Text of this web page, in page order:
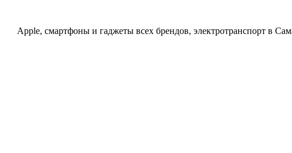
Apple, cмартфоны и гаджеты всех брендов, электротранспорт в